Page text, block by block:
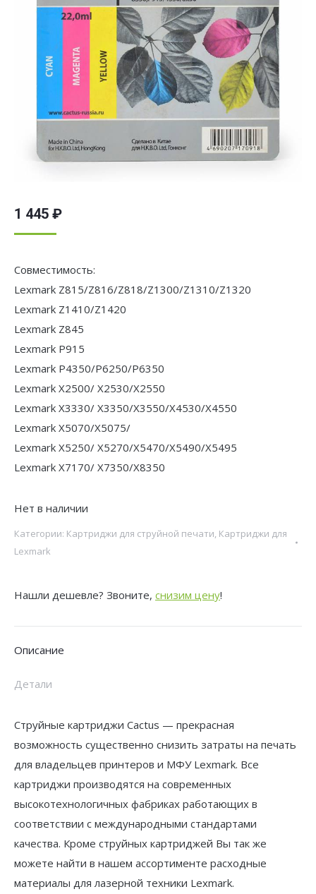
1 445 ₽
Совместимость:
Lexmark Z815/Z816/Z818/Z1300/Z1310/Z1320
Lexmark Z1410/Z1420
Lexmark Z845
Lexmark P915
Lexmark P4350/P6250/P6350
Lexmark X2500/ X2530/X2550
Lexmark X3330/ X3350/X3550/X4530/X4550
Lexmark X5070/X5075/
Lexmark X5250/ X5270/X5470/X5490/X5495
Lexmark X7170/ X7350/X8350
Нет в наличии
Категории: Картриджи для струйной печати Картриджи для
Lexmark
Нашли дешевле? Звоните, снизим цену!
Описание
Детали
Струйные картриджи Cactus — прекрасная
возможность существенно снизить затраты на печать
для владельцев принтеров и МФУ Lexmark. Все
картриджи производятся на современных
высокотехнологичных фабриках работающих в
соответствии с международными стандартами
качества. Кроме струйных картриджей Вы так же
можете найти в нашем ассортименте расходные
материалы для лазерной техники Lexmark.